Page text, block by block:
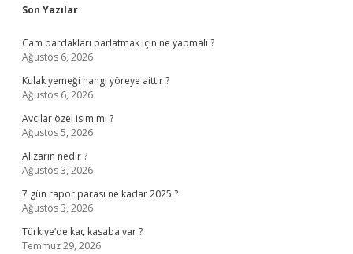
Sidebar
Son Yazılar
Cam bardakları parlatmak için ne yapmalı ?
Ağustos 6, 2026
Kulak yemeği hangi yöreye aittir ?
Ağustos 6, 2026
Avcılar özel isim mi ?
Ağustos 5, 2026
Alizarin nedir ?
Ağustos 3, 2026
7 gün rapor parası ne kadar 2025 ?
Ağustos 3, 2026
Türkiye’de kaç kasaba var ?
Temmuz 29, 2026